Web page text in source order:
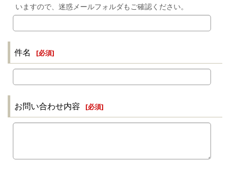
いますので、迷惑メールフォルダもご確認ください。
件名 [必須]
お問い合わせ内容 [必須]